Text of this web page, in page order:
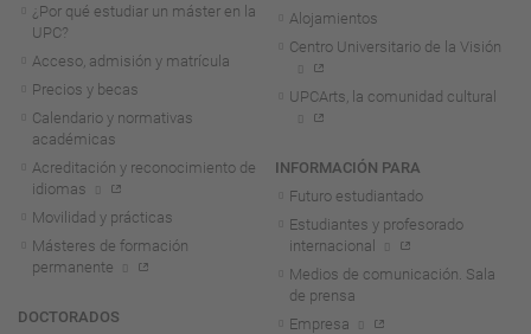
¿Por qué estudiar un máster en la
UPC?
Acceso, admisión y matrícula
Precios y becas
Calendario y normativas
académicas
Acreditación y reconocimiento de
idiomas
Movilidad y prácticas
Másteres de formación
permanente
DOCTORADOS
Alojamientos
Centro Universitario de la Visión
UPCArts, la comunidad cultural
INFORMACIÓN PARA
Futuro estudiantado
Estudiantes y profesorado
internacional
Medios de comunicación. Sala
de prensa
Empresa